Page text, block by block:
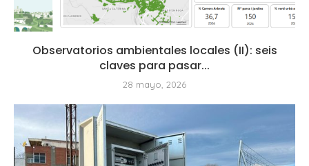
Observatorios ambientales locales (II): seis
claves para pasar...
28 mayo, 2026